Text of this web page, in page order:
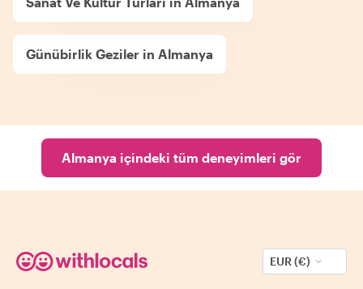
Günübirlik Geziler in Almanya
Almanya içindeki tüm deneyimleri gör
EUR (€)